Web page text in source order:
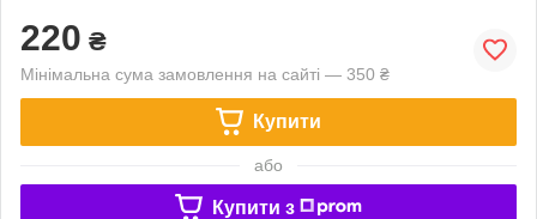
220 ₴
Мінімальна сума замовлення на сайті — 350 ₴
Купити
або
Купити з